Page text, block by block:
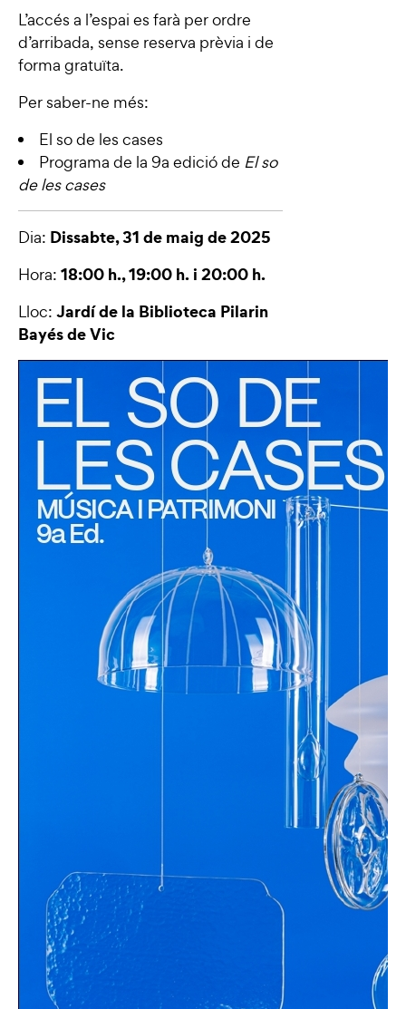
L’accés a l’espai es farà per ordre
d’arribada, sense reserva prèvia i de
forma gratuïta.
Per saber-ne més:
El so de les cases
Programa de la 9a edició de El so
de les cases
Dia: Dissabte, 31 de maig de 2025
Hora: 18:00 h., 19:00 h. i 20:00 h.
Lloc: Jardí de la Biblioteca Pilarin
Bayés de Vic